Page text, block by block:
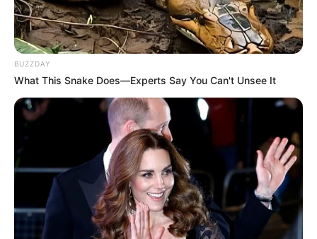
BUZZDAY
What This Snake Does—Experts Say You Can't Unsee It